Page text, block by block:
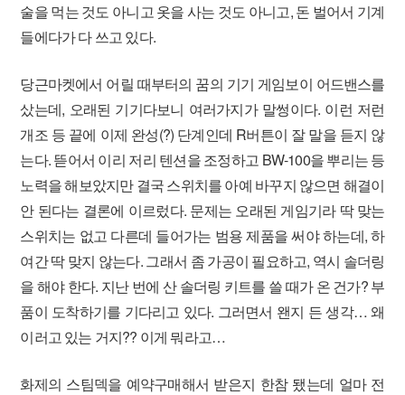
술을 먹는 것도 아니고 옷을 사는 것도 아니고, 돈 벌어서 기계
들에다가 다 쓰고 있다.
당근마켓에서 어릴 때부터의 꿈의 기기 게임보이 어드밴스를
샀는데, 오래된 기기다보니 여러가지가 말썽이다. 이런 저런
개조 등 끝에 이제 완성(?) 단계인데 R버튼이 잘 말을 듣지 않
는다. 뜯어서 이리 저리 텐션을 조정하고 BW-100을 뿌리는 등
노력을 해보았지만 결국 스위치를 아예 바꾸지 않으면 해결이
안 된다는 결론에 이르렀다. 문제는 오래된 게임기라 딱 맞는
스위치는 없고 다른데 들어가는 범용 제품을 써야 하는데, 하
여간 딱 맞지 않는다. 그래서 좀 가공이 필요하고, 역시 솔더링
을 해야 한다. 지난 번에 산 솔더링 키트를 쓸 때가 온 건가? 부
품이 도착하기를 기다리고 있다. 그러면서 왠지 든 생각… 왜
이러고 있는 거지?? 이게 뭐라고…
화제의 스팀덱을 예약구매해서 받은지 한참 됐는데 얼마 전